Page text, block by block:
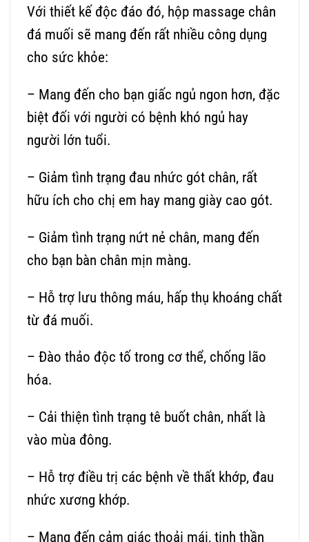
Với thiết kế độc đáo đó, hộp massage chân
đá muối sẽ mang đến rất nhiều công dụng
cho sức khỏe:
– Mang đến cho bạn giấc ngủ ngon hơn, đặc
biệt đối với người có bệnh khó ngủ hay
người lớn tuổi.
– Giảm tình trạng đau nhức gót chân, rất
hữu ích cho chị em hay mang giày cao gót.
– Giảm tình trạng nứt nẻ chân, mang đến
cho bạn bàn chân mịn màng.
– Hỗ trợ lưu thông máu, hấp thụ khoáng chất
từ đá muối.
– Đào thảo độc tố trong cơ thể, chống lão
hóa.
– Cải thiện tình trạng tê buốt chân, nhất là
vào mùa đông.
– Hỗ trợ điều trị các bệnh về thất khớp, đau
nhức xương khớp.
– Mang đến cảm giác thoải mái, tinh thần